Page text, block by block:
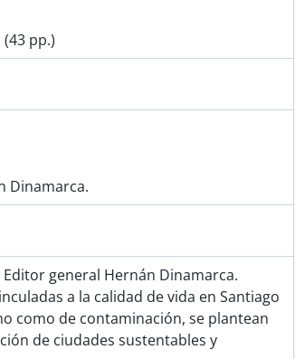
pp.)
Dinamarca.
general Hernán Dinamarca.
a la calidad de vida en Santiago
como de contaminación, se plantean
de ciudades sustentables y